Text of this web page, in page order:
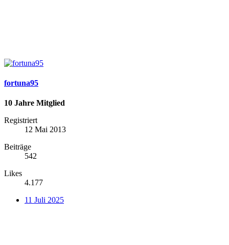
fortuna95
10 Jahre Mitglied
Registriert
12 Mai 2013
Beiträge
542
Likes
4.177
11 Juli 2025